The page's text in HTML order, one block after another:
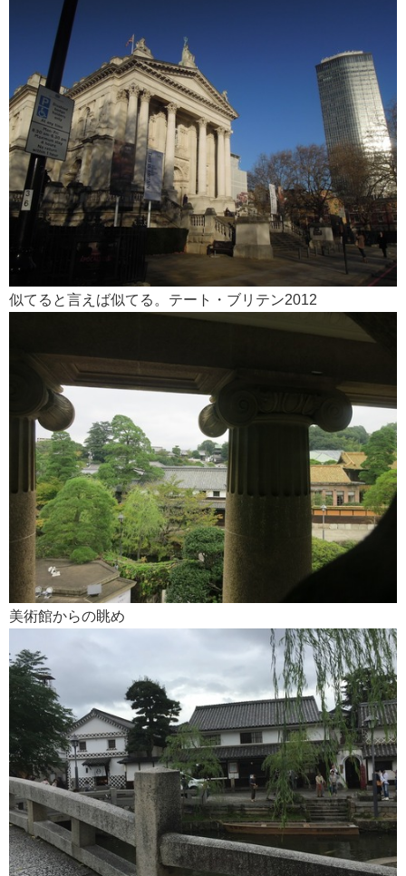
似てると言えば似てる。テート・ブリテン2012
美術館からの眺め